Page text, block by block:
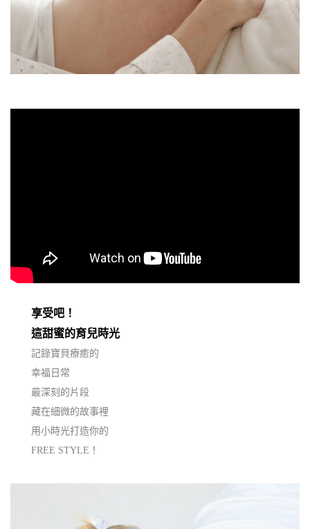
享受吧！
這甜蜜的育兒時光
記錄寶貝療癒的
幸福日常
最深刻的片段
藏在細微的故事裡
用小時光打造你的
FREE STYLE！